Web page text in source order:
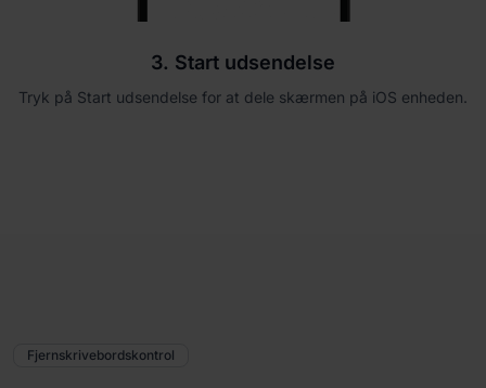
3. Start udsendelse
Tryk på Start udsendelse for at dele skærmen på iOS enheden.
Fjernskrivebordskontrol